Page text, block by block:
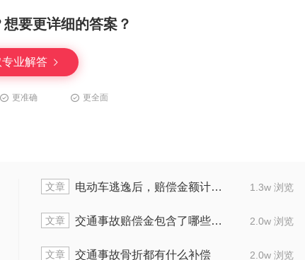
要更详细的答案？
业解答
更准确 更全面
1.3w 浏览
文章 电动车逃逸后，赔偿金额计算方法是什么
2.0w 浏览
文章 交通事故赔偿金包含了哪些具体内容
2.0w 浏览
文章 交通事故骨折都有什么补偿